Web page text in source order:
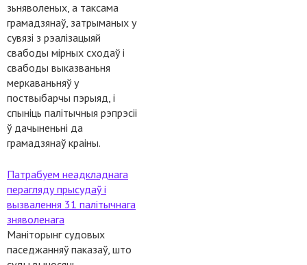
зьняволеных, а таксама
грамадзянаў, затрыманых у
сувязі з рэалізацыяй
свабоды мірных сходаў і
свабоды выказваньня
меркаваньняў у
поствыбарчы пэрыяд, і
спыніць палітычныя рэпрэсіі
ў дачыненьні да
грамадзянаў краіны.
Патрабуем неадкладнага
перагляду прысудаў і
вызвалення 31 палітычнага
зняволенага
Маніторынг судовых
паседжанняў паказаў, што